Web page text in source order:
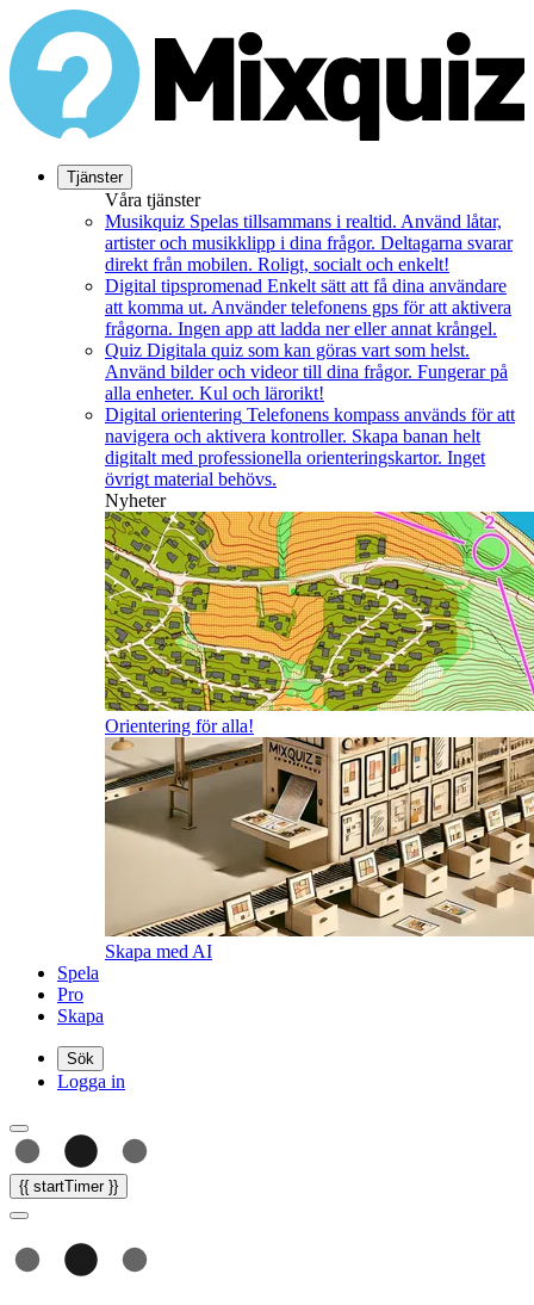
Tjänster
Våra tjänster
Musikquiz Spelas tillsammans i realtid. Använd låtar,
artister och musikklipp i dina frågor. Deltagarna svarar
direkt från mobilen. Roligt, socialt och enkelt!
Digital tipspromenad Enkelt sätt att få dina användare
att komma ut. Använder telefonens gps för att aktivera
frågorna. Ingen app att ladda ner eller annat krångel.
Quiz Digitala quiz som kan göras vart som helst.
Använd bilder och videor till dina frågor. Fungerar på
alla enheter. Kul och lärorikt!
Digital orientering Telefonens kompass används för att
navigera och aktivera kontroller. Skapa banan helt
digitalt med professionella orienteringskartor. Inget
övrigt material behövs.
Nyheter
Orientering för alla!
Skapa med AI
Spela
Pro
Skapa
Sök
Logga in
{{ startTimer }}